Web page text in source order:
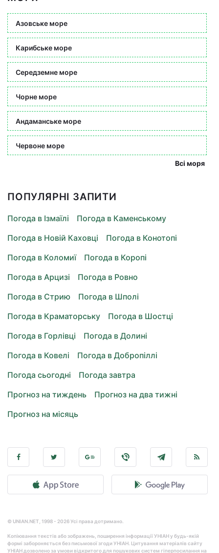
Азовське море
Карибське море
Середземне море
Чорне море
Андаманське море
Червоне море
Всі моря
ПОПУЛЯРНІ ЗАПИТИ
Погода в Ізмаїлі
Погода в Каменському
Погода в Новій Каховці
Погода в Конотопі
Погода в Коломиї
Погода в Коропі
Погода в Арцизі
Погода в Ровно
Погода в Стрию
Погода в Шполі
Погода в Краматорську
Погода в Шостці
Погода в Горлівці
Погода в Долині
Погода в Ковелі
Погода в Добропіллі
Погода сьогодні
Погода завтра
Прогноз на тиждень
Прогноз на два тижні
Прогноз на місяць
© UNIAN.NET, 1998 - 2026 Усі права дотримано.
Копіювання текстів або зображень, поширення інформації УНІАН у будь-якій
формі забороняється без письмової згоди УНІАН. Цитування матеріалів сайту
УНІАН дозволено за умови відкритого для пошукових систем гіперпосилання на